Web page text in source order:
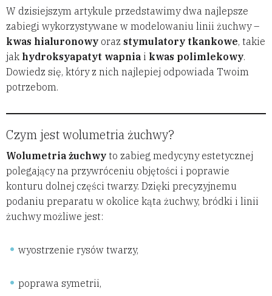
W dzisiejszym artykule przedstawimy dwa najlepsze
zabiegi wykorzystywane w modelowaniu linii żuchwy –
kwas hialuronowy oraz stymulatory tkankowe, takie
jak hydroksyapatyt wapnia i kwas polimlekowy.
Dowiedz się, który z nich najlepiej odpowiada Twoim
potrzebom.
Czym jest wolumetria żuchwy?
Wolumetria żuchwy to zabieg medycyny estetycznej
polegający na przywróceniu objętości i poprawie
konturu dolnej części twarzy. Dzięki precyzyjnemu
podaniu preparatu w okolice kąta żuchwy, bródki i linii
żuchwy możliwe jest:
wyostrzenie rysów twarzy,
poprawa symetrii,